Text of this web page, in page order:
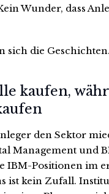
Wunder, dass
sich die Geschichten.
kaufen,
den Sektor
Management und
IBM-Positionen im
ist kein Zufall.